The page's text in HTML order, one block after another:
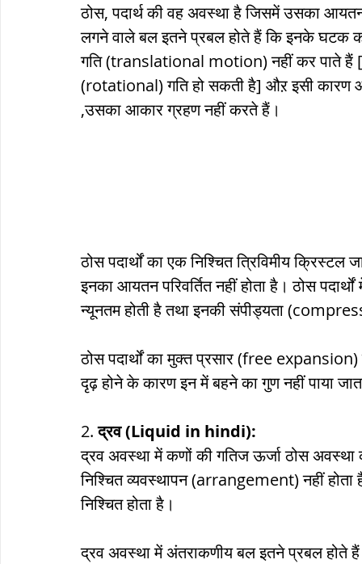
ठोस, पदार्थ की वह अवस्था है जिसमें उसका
लगने वाले बल इतने प्रबल होते हैं कि इनके घटक
गति (translational motion) नहीं कर पाते हैं
(rotational) गति हो सकती है] औऱ इसी कारण
,उसका आकार ग्रहण नहीं करते हैं।
ठोस पदार्थों का एक निश्चित त्रिविमीय
इनका आयतन परिवर्तित नहीं होता है। ठोस
न्यूनतम होती है तथा इनकी संपीड्यता
ठोस पदार्थों का मुक्त प्रसार (free expansion)
दृढ़ होने के कारण इन में बहने का गुण नहीं पाया
2. द्रव (Liquid in hindi):
द्रव अवस्था में कणों की गतिज ऊर्जा ठोस
निश्चित व्यवस्थापन (arrangement) नहीं
निश्चित होता है।
द्रव अवस्था में अंतराकणीय बल इतने प्रबल होते